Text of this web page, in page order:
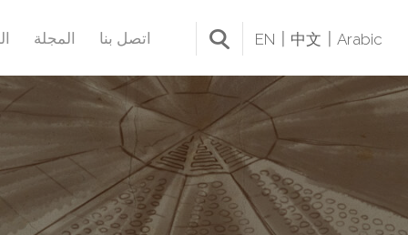
المجلة اتصل بنا EN 中文 Arabic